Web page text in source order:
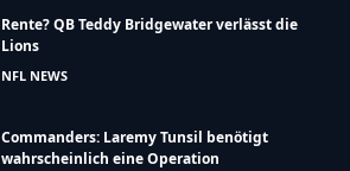
Rente? QB Teddy Bridgewater verlässt die
Lions
NFL NEWS
Commanders: Laremy Tunsil benötigt
wahrscheinlich eine Operation